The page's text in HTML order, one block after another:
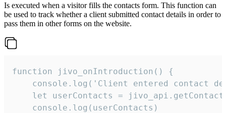
Is executed when a visitor fills the contacts form. This function can
be used to track whether a client submitted contact details in order to
pass them in other forms on the website.
function jivo_onIntroduction() {
console.log('Client entered contact
let userContacts =
    console.log(userContacts)